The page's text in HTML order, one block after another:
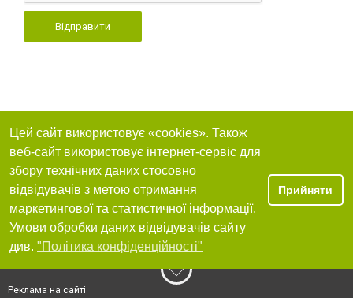
Відправити
Цей сайт використовує «cookies». Також
веб-сайт використовує інтернет-сервіс для
збору технічних даних стосовно
відвідувачів з метою отримання
маркетингової та статистичної інформації.
Умови обробки даних відвідувачів сайту
див. "Політика конфіденційності"
Прийняти
Реклама на сайті